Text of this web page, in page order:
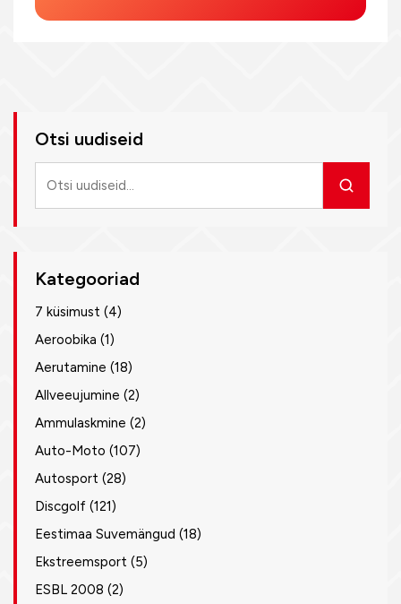
Otsi uudiseid
uudiseid
Kategooriad
7 küsimust (4)
Aeroobika (1)
Aerutamine (18)
Allveeujumine (2)
Ammulaskmine (2)
Auto-Moto (107)
Autosport (28)
Discgolf (121)
Eestimaa Suvemängud (18)
Ekstreemsport (5)
ESBL 2008 (2)